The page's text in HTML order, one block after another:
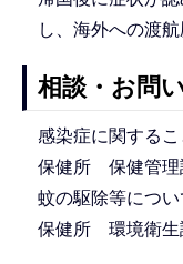
し、海外への渡
相談・お問
感染症に関する
保健所 保健管理
蚊の駆除等につ
保健所 環境衛生